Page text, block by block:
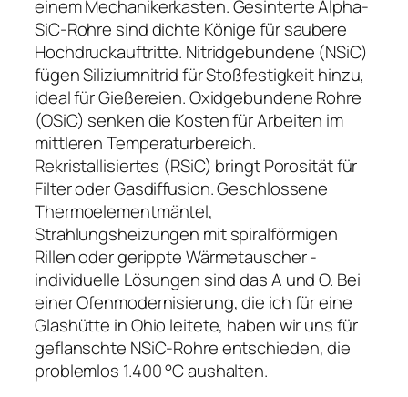
einem Mechanikerkasten. Gesinterte Alpha-
SiC-Rohre sind dichte Könige für saubere
Hochdruckauftritte. Nitridgebundene (NSiC)
fügen Siliziumnitrid für Stoßfestigkeit hinzu,
ideal für Gießereien. Oxidgebundene Rohre
(OSiC) senken die Kosten für Arbeiten im
mittleren Temperaturbereich.
Rekristallisiertes (RSiC) bringt Porosität für
Filter oder Gasdiffusion. Geschlossene
Thermoelementmäntel,
Strahlungsheizungen mit spiralförmigen
Rillen oder gerippte Wärmetauscher -
individuelle Lösungen sind das A und O. Bei
einer Ofenmodernisierung, die ich für eine
Glashütte in Ohio leitete, haben wir uns für
geflanschte NSiC-Rohre entschieden, die
problemlos 1.400 °C aushalten.